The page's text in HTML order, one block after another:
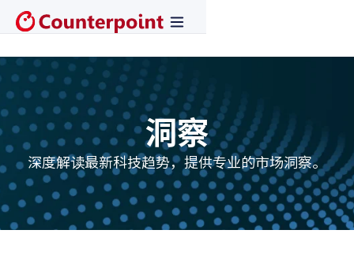
洞察
深度解读最新科技趋势，提供专业的市场洞察。